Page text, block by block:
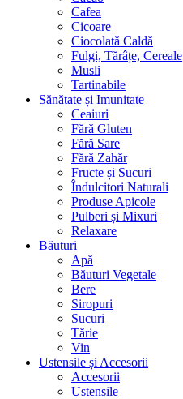
Cafea
Cicoare
Ciocolată Caldă
Fulgi, Tărâțe, Cereale
Musli
Tartinabile
Sănătate și Imunitate
Ceaiuri
Fără Gluten
Fără Sare
Fără Zahăr
Fructe și Sucuri
Îndulcitori Naturali
Produse Apicole
Pulberi și Mixuri
Relaxare
Băuturi
Apă
Băuturi Vegetale
Bere
Siropuri
Sucuri
Tărie
Vin
Ustensile și Accesorii
Accesorii
Ustensile